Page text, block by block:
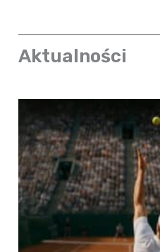
Aktualności